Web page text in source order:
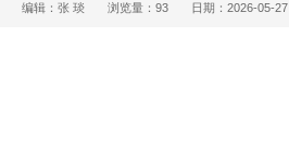
编辑：张 琰 浏览量： 93 日期：2026-05-27